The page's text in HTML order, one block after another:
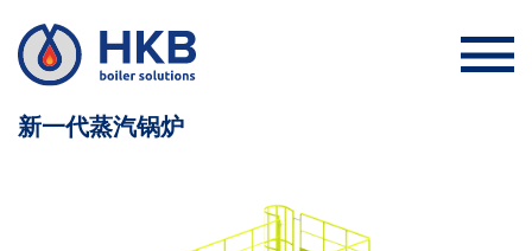
新一代蒸汽锅炉